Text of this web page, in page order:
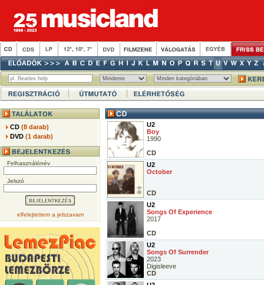
CD(8 darab)
DVD(1 darab)
Felhasználónév
Jelszó
elfelejtettem a jelszavam
U2
Boy
1990
CD
U2
October
CD
U2
Songs Of Experience
2017
CD
U2
Songs Of Surrender
2023
Digisleeve
CD